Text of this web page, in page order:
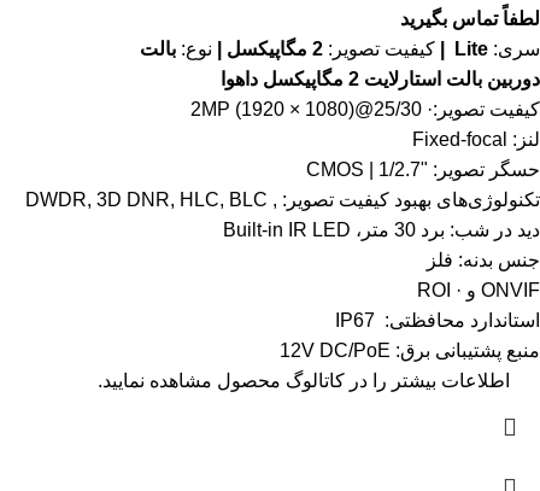
لطفاً تماس بگیرید
سری: Lite | کیفیت تصویر: نوع: بالت
دوربین بالت استارلایت 2 مگاپیکسل داهوا
کیفیت تصویر:· 2MP (1920 × 1080)@25/30
لنز: Fixed-focal
حسگر تصویر: "1/2.7 | CMOS
تکنولوژی‌های بهبود کیفیت تصویر: , DWDR, 3D DNR, HLC, BLC
دید در شب: برد 30 متر، Built-in IR LED
جنس بدنه: فلز
ONVIF و · ROI
استاندارد محافظتی: IP67
منبع پشتیبانی برق: 12V DC/PoE
اطلاعات بیشتر را در کاتالوگ محصول مشاهده نمایید.